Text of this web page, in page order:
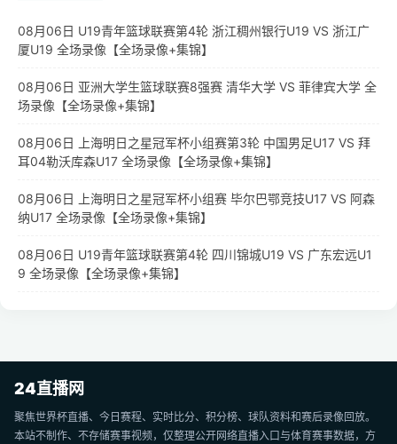
08月06日 U19青年篮球联赛第4轮 浙江稠州银行U19 VS 浙江广
厦U19 全场录像【全场录像+集锦】
08月06日 亚洲大学生篮球联赛8强赛 清华大学 VS 菲律宾大学 全
场录像【全场录像+集锦】
08月06日 上海明日之星冠军杯小组赛第3轮 中国男足U17 VS 拜
耳04勒沃库森U17 全场录像【全场录像+集锦】
08月06日 上海明日之星冠军杯小组赛 毕尔巴鄂竞技U17 VS 阿森
纳U17 全场录像【全场录像+集锦】
08月06日 U19青年篮球联赛第4轮 四川锦城U19 VS 广东宏远U1
9 全场录像【全场录像+集锦】
24直播网
聚焦世界杯直播、今日赛程、实时比分、积分榜、球队资料和赛后录像回放。
本站不制作、不存储赛事视频，仅整理公开网络直播入口与体育赛事数据，方